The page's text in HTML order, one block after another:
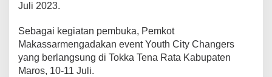
i
n
g
Juli 2023.
Sebagai kegiatan pembuka, Pemkot
Makassarmengadakan event Youth City Changers
yang berlangsung di Tokka Tena Rata Kabupaten
Maros, 10-11 Juli.